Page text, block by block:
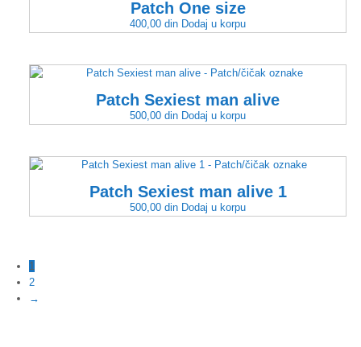
Patch One size
400,00 din Dodaj u korpu
Patch Sexiest man alive
500,00 din Dodaj u korpu
Patch Sexiest man alive 1
500,00 din Dodaj u korpu
1
2
→